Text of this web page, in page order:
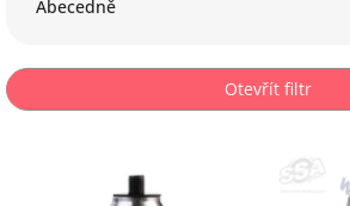
p
r
Abecedně
Otevřít filtr